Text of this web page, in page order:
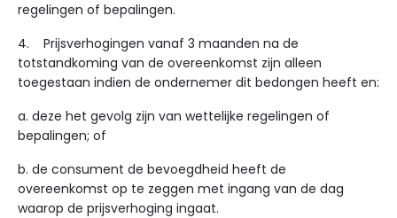
regelingen of bepalingen.
4. Prijsverhogingen vanaf 3 maanden na de
totstandkoming van de overeenkomst zijn alleen
toegestaan indien de ondernemer dit bedongen heeft en:
a. deze het gevolg zijn van wettelijke regelingen of
bepalingen; of
b. de consument de bevoegdheid heeft de
overeenkomst op te zeggen met ingang van de dag
waarop de prijsverhoging ingaat.